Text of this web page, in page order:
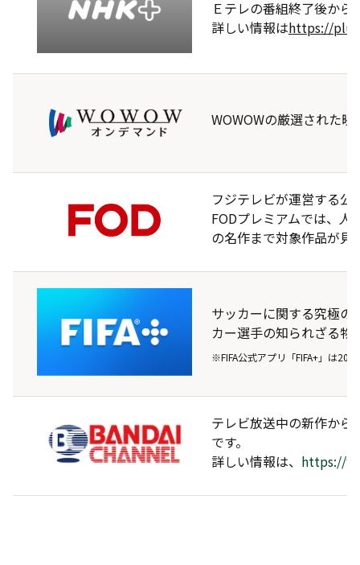
Ｅテレの番組終了後か
詳しい情報はhttps://
WOWOWの厳選された
フジテレビが運営する公
FODプレミアムでは、
の名作まで対象作品が見
サッカーに関する究極の
カー選手の知られざる物
※FIFA公式アプリ「FIFA+」は
テレビ放送中の新作から
です。
詳しい情報は、 https://